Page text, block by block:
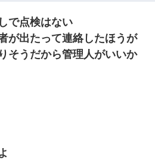
柄のヤツなんかと家族になるのはご
…」→ 彼女「なんで言い返してくれ
で点検はない
が出たって連絡したほうが
そうだから管理人がいいか